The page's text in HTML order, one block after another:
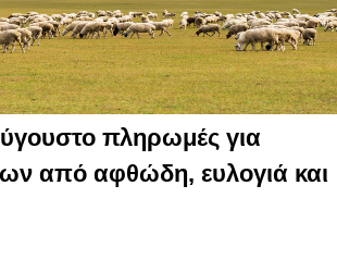
πληρωμές για
από αφθώδη, ευλογιά και